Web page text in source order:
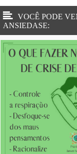
VOCÊ PODE
ANSIEDASE: